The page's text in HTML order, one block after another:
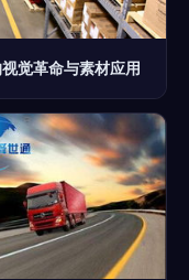
觉革命与素材应用